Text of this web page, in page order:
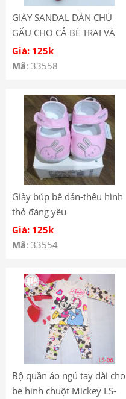
GIÀY SANDAL DÁN CHÚ
GẤU CHO CẢ BÉ TRAI VÀ
BÉ GÁI
Giá: 125k
Mã: 33558
Giày búp bê dán-thêu hình
thỏ đáng yêu
Giá: 125k
Mã: 33554
Bộ quần áo ngủ tay dài cho
bé hình chuột Mickey LS-